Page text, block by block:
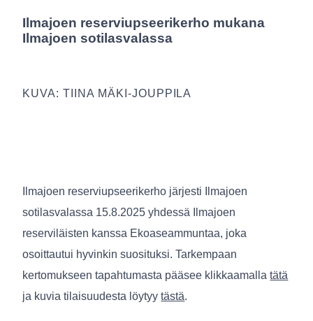
Ilmajoen reserviupseerikerho mukana
Ilmajoen sotilasvalassa
KUVA: TIINA MÄKI-JOUPPILA
Ilmajoen reserviupseerikerho järjesti Ilmajoen
sotilasvalassa 15.8.2025 yhdessä Ilmajoen
reserviläisten kanssa Ekoaseammuntaa, joka
osoittautui hyvinkin suosituksi. Tarkempaan
kertomukseen tapahtumasta pääsee klikkaamallatätä
ja kuvia tilaisuudesta löytyytästä.